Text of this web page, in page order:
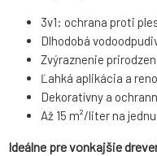
3v1: ochrana proti
Dlhodobá
Zvýraznenie
Ľahká aplikácia a
Dekoratívny a
Až 15 m²/liter na
Ideálne pre vonkajšie